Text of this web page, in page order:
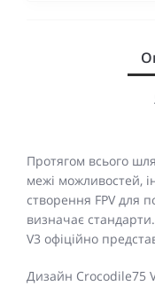
Протягом всього
межі можливостей,
створення FPV для
визначає
V3 офіційно
Дизайн Crocodile75